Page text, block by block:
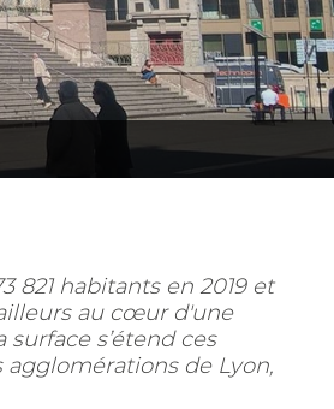
821 habitants en 2019 et
au cœur d'une
s’étend ces
agglomérations de Lyon,